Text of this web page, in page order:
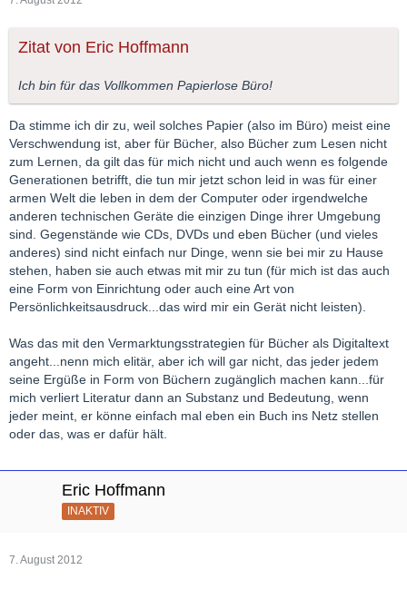
Zitat von Eric Hoffmann
Ich bin für das Vollkommen Papierlose Büro!
Da stimme ich dir zu, weil solches Papier (also im Büro) meist eine
Verschwendung ist, aber für Bücher, also Bücher zum Lesen nicht
zum Lernen, da gilt das für mich nicht und auch wenn es folgende
Generationen betrifft, die tun mir jetzt schon leid in was für einer
armen Welt die leben in dem der Computer oder irgendwelche
anderen technischen Geräte die einzigen Dinge ihrer Umgebung
sind. Gegenstände wie CDs, DVDs und eben Bücher (und vieles
anderes) sind nicht einfach nur Dinge, wenn sie bei mir zu Hause
stehen, haben sie auch etwas mit mir zu tun (für mich ist das auch
eine Form von Einrichtung oder auch eine Art von
Persönlichkeitsausdruck...das wird mir ein Gerät nicht leisten).
Was das mit den Vermarktungsstrategien für Bücher als Digitaltext
angeht...nenn mich elitär, aber ich will gar nicht, das jeder jedem
seine Ergüße in Form von Büchern zugänglich machen kann...für
mich verliert Literatur dann an Substanz und Bedeutung, wenn
jeder meint, er könne einfach mal eben ein Buch ins Netz stellen
oder das, was er dafür hält.
Eric Hoffmann
INAKTIV
7. August 2012